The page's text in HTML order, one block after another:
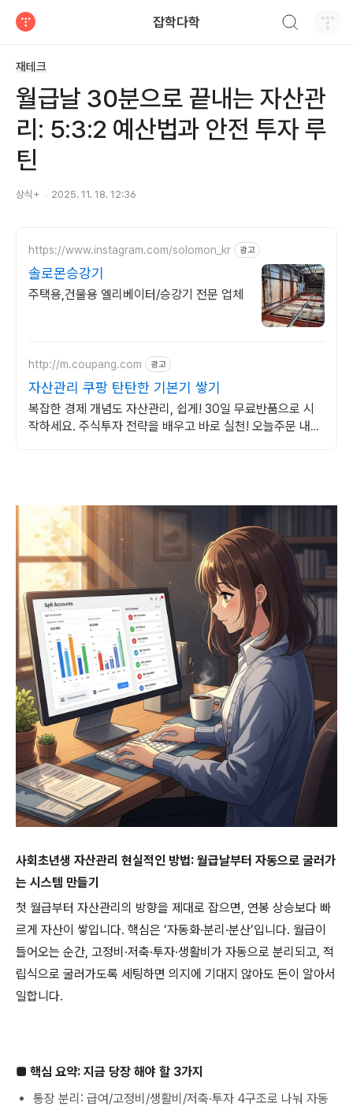
잡학다학
재테크
월급날 30분으로 끝내는 자산관
리: 5:3:2 예산법과 안전 투자 루
틴
상식+ 2025. 11. 18. 12:36
https://www.instagram.com/solomon_kr 광고
솔로몬승강기
주택용,건물용 엘리베이터/승강기 전문 업체
http://m.coupang.com 광고
자산관리 쿠팡 탄탄한 기본기 쌓기
복잡한 경제 개념도 자산관리, 쉽게! 30일 무료반품으로 시
작하세요. 주식투자 전략을 배우고 바로 실천! 오늘주문 내일
사회초년생 자산관리 현실적인 방법: 월급날부터 자동으로 굴러가
는 시스템 만들기
첫 월급부터 자산관리의 방향을 제대로 잡으면, 연봉 상승보다 빠
르게 자산이 쌓입니다. 핵심은 ‘자동화·분리·분산’입니다. 월급이
들어오는 순간, 고정비·저축·투자·생활비가 자동으로 분리되고, 적
립식으로 굴러가도록 세팅하면 의지에 기대지 않아도 돈이 알아서
일합니다.
■ 핵심 요약: 지금 당장 해야 할 3가지
통장 분리: 급여/고정비/생활비/저축·투자 4구조로 나눠 자동